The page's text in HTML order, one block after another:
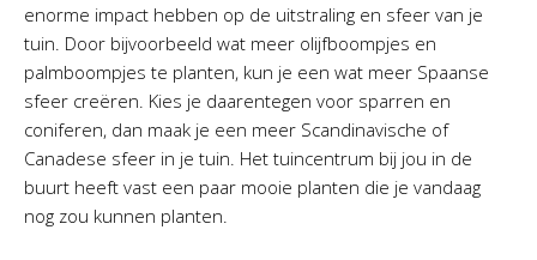
enorme impact hebben op de uitstraling en sfeer van je
tuin. Door bijvoorbeeld wat meer olijfboompjes en
palmboompjes te planten, kun je een wat meer Spaanse
sfeer creëren. Kies je daarentegen voor sparren en
coniferen, dan maak je een meer Scandinavische of
Canadese sfeer in je tuin. Het tuincentrum bij jou in de
buurt heeft vast een paar mooie planten die je vandaag
nog zou kunnen planten.